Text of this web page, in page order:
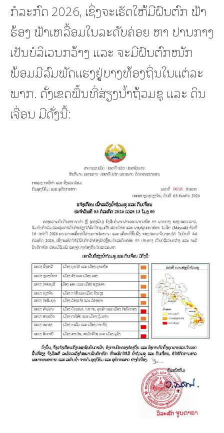
ກໍລະກົດ 2026, ເຊິ່ງຈະເຮັດໃຫ້ມີຝົນຕົກ ຟ້າ
ຮ້ອງ ຟ້າເຫລື້ອມໃນລະດັບຄ່ອຍ ຫາ ປານກາງ
ເປັນບໍລິເວນກວ້າງ ແລະ ຈະມີຝົນຕົກໜັກ
ພ້ອມມີລົມພັດແຮງຢູູ່ບາງທ້ອງຖິ່ນໃນແຕ່ລະ
ພາກ. ດັ່ງເຂດພື້ນທີ່ສ່ຽງນ້ຳຖ້ວມຊຸ ແລະ ດິນ
ເຈື່ອນ ມີດັ່ງນີ້: